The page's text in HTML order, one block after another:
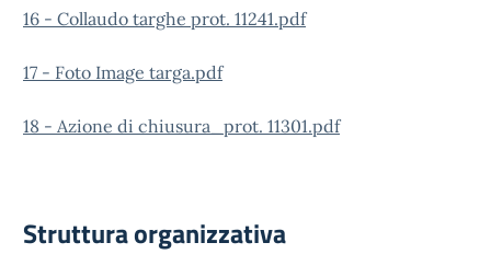
16 - Collaudo targhe prot. 11241.pdf
17 - Foto Image targa.pdf
18 - Azione di chiusura_prot. 11301.pdf
Struttura organizzativa